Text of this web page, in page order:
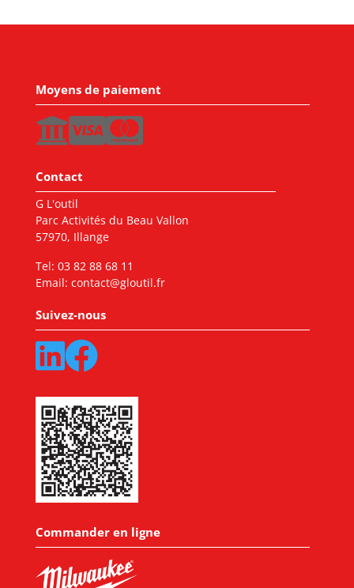
Moyens de paiement
Contact
G L'outil
Parc Activités du Beau Vallon
57970, Illange
Tel: 03 82 88 68 11
Email: contact@gloutil.fr
Suivez-nous
Commander en ligne